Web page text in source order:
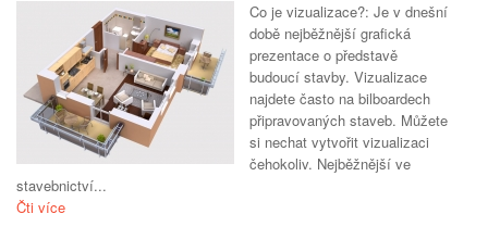
Co je vizualizace?: Je v dnešní
době nejběžnější grafická
prezentace o představě
budoucí stavby. Vizualizace
najdete často na bilboardech
připravovaných staveb. Můžete
si nechat vytvořit vizualizaci
čehokoliv. Nejběžnější ve
stavebnictví...
Čti více